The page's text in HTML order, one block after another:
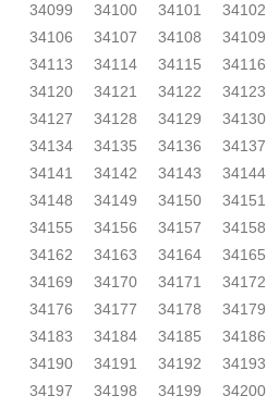
34099
34100 34101 34102
34106
34107 34108 34109
34113
34114 34115 34116
34120
34121 34122 34123
34127
34128 34129 34130
34134
34135 34136 34137
34141
34142 34143 34144
34148
34149 34150 34151
34155
34156 34157 34158
34162
34163 34164 34165
34169
34170 34171 34172
34176
34177 34178 34179
34183
34184 34185 34186
34190
34191 34192 34193
34197
34198 34199 34200